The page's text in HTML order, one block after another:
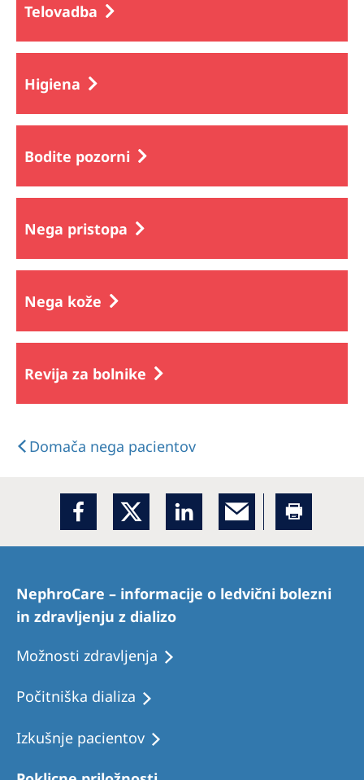
Telovadba
Higiena
Bodite pozorni
Nega pristopa
Nega kože
Revija za bolnike
Domača nega pacientov
NephroCare – informacije o ledvični bolezni
in zdravljenju z dializo
Možnosti zdravljenja
Počitniška dializa
Izkušnje pacientov